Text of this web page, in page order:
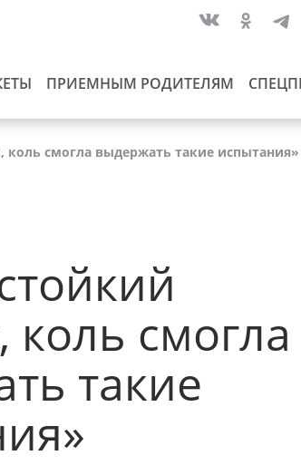
ПРИЕМНЫМ РОДИТЕЛЯМ
коль смогла выдержать такие испытания»
коль смогла
такие